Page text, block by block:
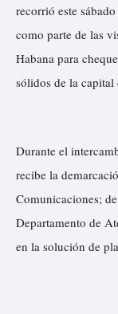
recorrió este
como parte de las
Habana para
sólidos de la capital
Durante el
recibe la
Comunicaciones;
Departamento de
en la solución de